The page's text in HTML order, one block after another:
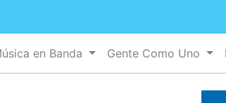
en Banda Gente Como Uno